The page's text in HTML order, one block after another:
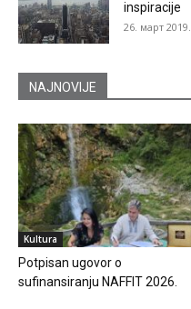
inspiracije
26. март 2019.
NAJNOVIJE
Kultura
Potpisan ugovor o
sufinansiranju NAFFIT 2026.